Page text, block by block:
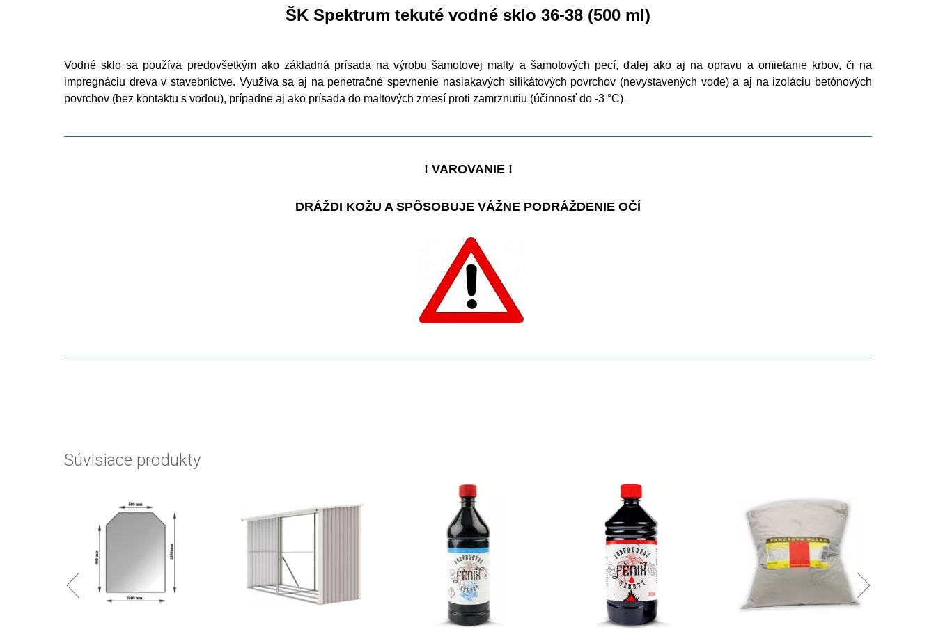
ŠK Spektrum tekuté vodné sklo 36-38 (500 ml)
Vodné sklo sa používa predovšetkým ako základná prísada na výrobu šamotovej malty a šamotových pecí, ďalej ako aj na opravu a omietanie krbov, či na
impregnáciu dreva v stavebníctve. Využíva sa aj na penetračné spevnenie nasiakavých silikátových povrchov (nevystavených vode) a aj na izoláciu betónových
povrchov (bez kontaktu s vodou), prípadne aj ako prísada do maltových zmesí proti zamrznutiu (účinnosť do -3 °C).
! VAROVANIE !
DRÁŽDI KOŽU A SPÔSOBUJE VÁŽNE PODRÁŽDENIE OČÍ
Súvisiace produkty